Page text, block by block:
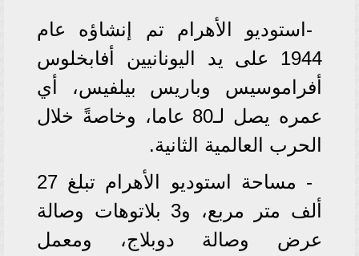
-استوديو الأهرام تم إنشاؤه عام
1944 على يد اليونانيين أفابخلوس
أفراموسيس وباريس بيلفيس، أي
عمره يصل لـ80 عاما، وخاصةً خلال
الحرب العالمية الثانية.
- مساحة استوديو الأهرام تبلغ 27
ألف متر مربع، و3 بلاتوهات وصالة
عرض وصالة دوبلاج، ومعمل